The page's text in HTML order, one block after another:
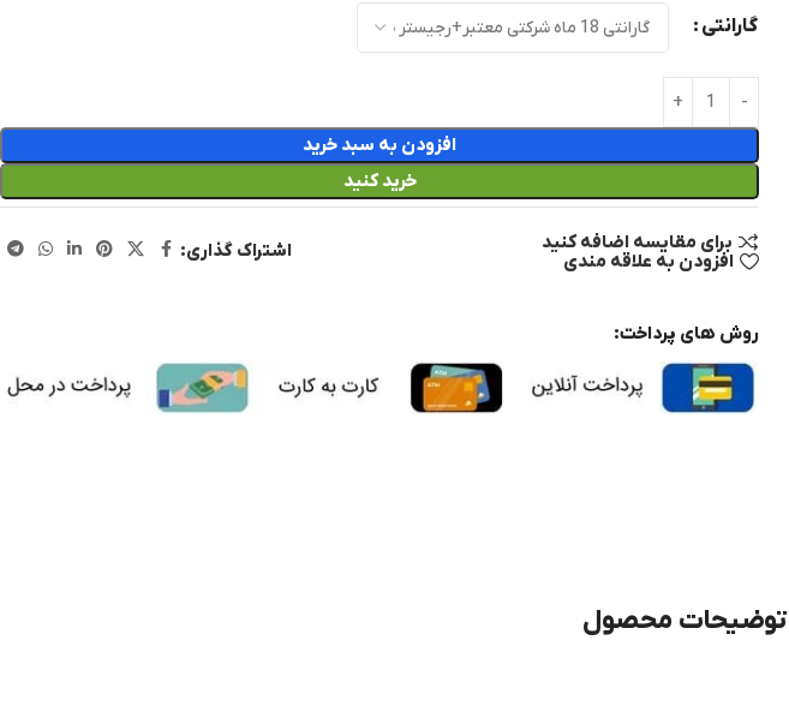
گارانتی
افزودن به سبد خرید
خرید کنید
برای مقایسه اضافه کنید
افزودن به علاقه مندی
اشتراک گذاری:
روش های پرداخت:
توضیحات محصول